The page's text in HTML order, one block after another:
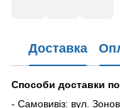
Доставка
Способи доставки по
- Самовивіз: вул.